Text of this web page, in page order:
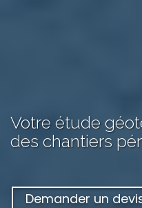
Votre étude
des chantiers
Demander un